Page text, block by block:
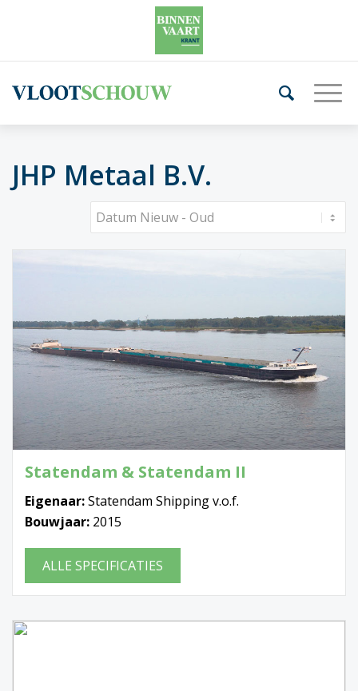
JHP Metaal B.V.
Statendam & Statendam II
Eigenaar:Statendam Shipping v.o.f.
Bouwjaar: 2015
ALLE SPECIFICATIES